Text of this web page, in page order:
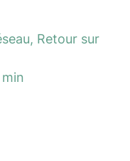
, Retour sur